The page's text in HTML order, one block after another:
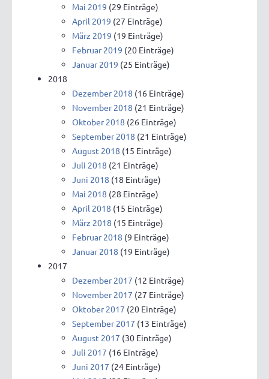
Mai 2019 (29 Einträge)
April 2019 (27 Einträge)
März 2019 (19 Einträge)
Februar 2019 (20 Einträge)
Januar 2019 (25 Einträge)
2018
Dezember 2018 (16 Einträge)
November 2018 (21 Einträge)
Oktober 2018 (26 Einträge)
September 2018 (21 Einträge)
August 2018 (15 Einträge)
Juli 2018 (21 Einträge)
Juni 2018 (18 Einträge)
Mai 2018 (28 Einträge)
April 2018 (15 Einträge)
März 2018 (15 Einträge)
Februar 2018 (9 Einträge)
Januar 2018 (19 Einträge)
2017
Dezember 2017 (12 Einträge)
November 2017 (27 Einträge)
Oktober 2017 (20 Einträge)
September 2017 (13 Einträge)
August 2017 (30 Einträge)
Juli 2017 (16 Einträge)
Juni 2017 (24 Einträge)